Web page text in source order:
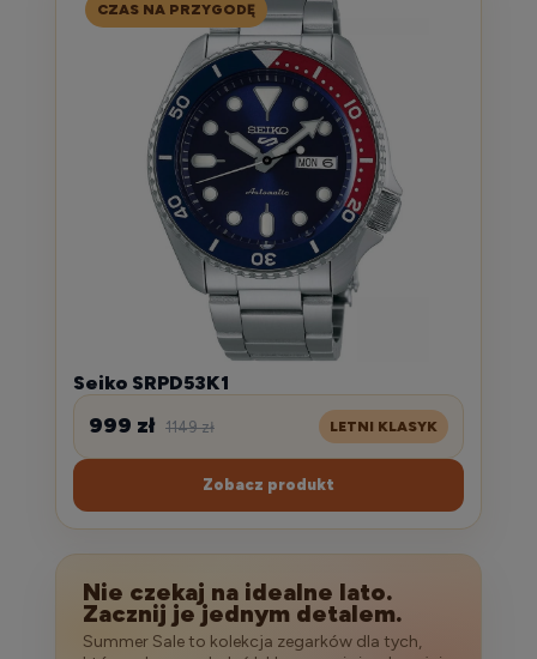
CZAS NA PRZYGODĘ
Seiko SRPD53K1
999 zł 1149 zł LETNI KLASYK
Zobacz produkt
Nie czekaj na idealne lato.
Zacznij je jednym detalem.
Summer Sale to kolekcja zegarków dla tych,